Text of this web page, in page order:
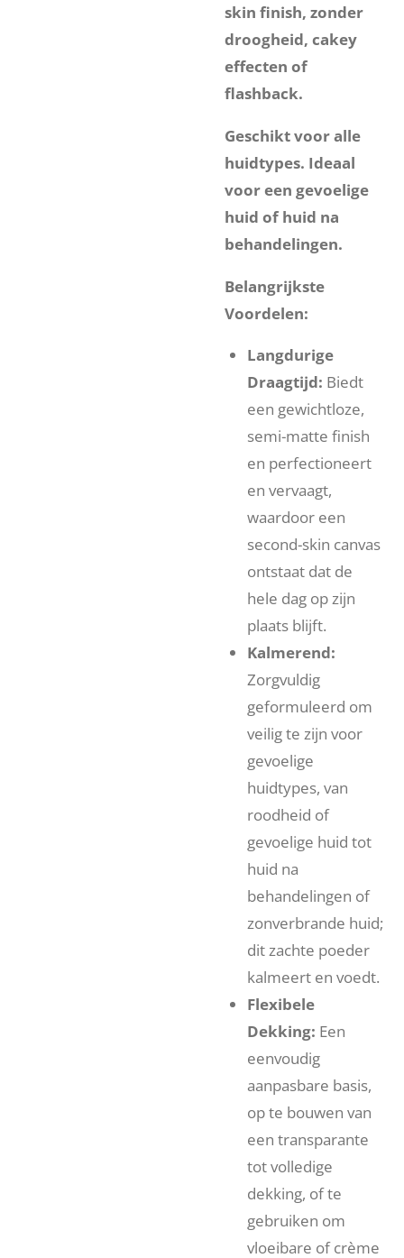
skin finish, zonder
droogheid, cakey
effecten of
flashback.
Geschikt voor alle
huidtypes. Ideaal
voor een gevoelige
huid of huid na
behandelingen.
Belangrijkste
Voordelen:
Langdurige
Draagtijd: Biedt
een gewichtloze,
semi-matte finish
en perfectioneert
en vervaagt,
waardoor een
second-skin canvas
ontstaat dat de
hele dag op zijn
plaats blijft.
Kalmerend:
Zorgvuldig
geformuleerd om
veilig te zijn voor
gevoelige
huidtypes, van
roodheid of
gevoelige huid tot
huid na
behandelingen of
zonverbrande huid;
dit zachte poeder
kalmeert en voedt.
Flexibele
Dekking: Een
eenvoudig
aanpasbare basis,
op te bouwen van
een transparante
tot volledige
dekking, of te
gebruiken om
vloeibare of crème